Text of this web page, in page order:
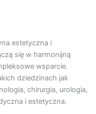
estetyczna i
się w harmonijną
wsparcie.
dziedzinach jak
chirurgia, urologia,
i estetyczna.